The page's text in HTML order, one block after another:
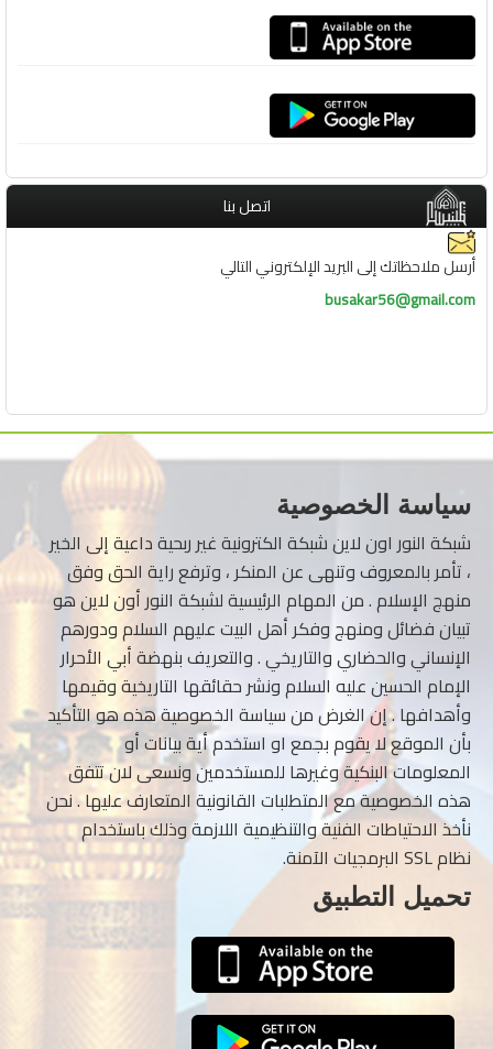
اتصل بنا
أرسل ملاحظاتك إلى البريد الإلكتروني التالي
busakar56@gmail.com
سياسة الخصوصية
شبكة النور اون لاين شبكة الكترونية غير ربحية داعية إلى الخير
، تأمر بالمعروف وتنهى عن المنكر ، وترفع راية الحق وفق
منهج الإسلام . من المهام الرئيسية لشبكة النور أون لاين هو
تبيان فضائل ومنهج وفكر أهل البيت عليهم السلام ودورهم
الإنساني والحضاري والتاريخي . والتعريف بنهضة أبي الأحرار
الإمام الحسين عليه السلام ونشر حقائقها التاريخية وقيمها
وأهدافها . إن الغرض من سياسة الخصوصية هذه هو التأكيد
بأن الموقع لا يقوم بجمع او استخدم أية بيانات أو
المعلومات البنكية وغيرها للمستخدمين ونسعى لان تتفق
هذه الخصوصية مع المتطلبات القانونية المتعارف عليها . نحن
نأخذ الاحتياطات الفنية والتنظيمية اللازمة وذلك باستخدام
نظام SSL البرمجيات الآمنة.
تحميل التطبيق